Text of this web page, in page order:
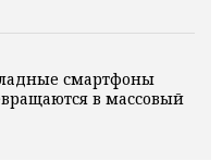
смартфоны
в массовый